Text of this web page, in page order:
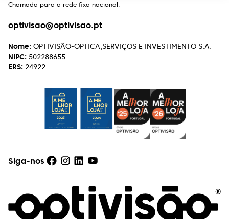
Chamada para a rede fixa nacional.
optivisao@optivisao.pt
Nome: OPTIVISÃO-OPTICA,SERVIÇOS E INVESTIMENTO S.A.
NIPC: 502288655
ERS: 24922
Siga-nos